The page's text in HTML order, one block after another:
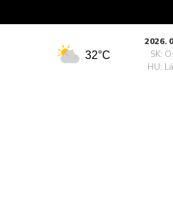
32°C
2026.
SK:
HU: